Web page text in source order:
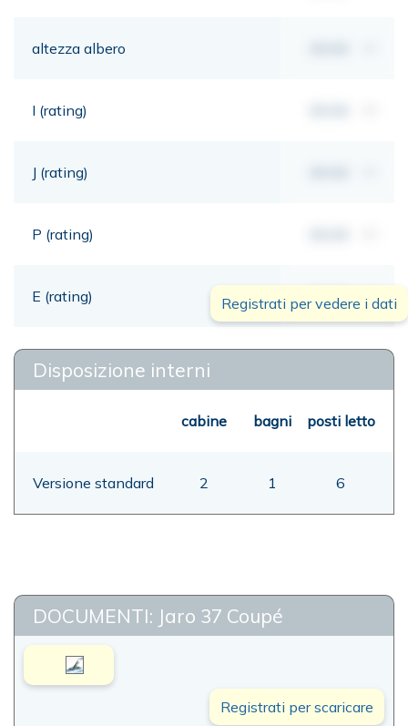
altezza albero
I (rating)
J (rating)
P (rating)
E (rating) 00,00 mt
Registrati per vedere i dati
Disposizione interni
cabine bagni posti letto
Versione standard 2 1 6
DOCUMENTI: Jaro 37 Coupé
Registrati per scaricare